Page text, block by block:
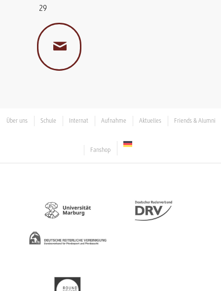
29
Über uns Schule Internat Aufnahme Aktuelles Friends & Alumni
Fanshop